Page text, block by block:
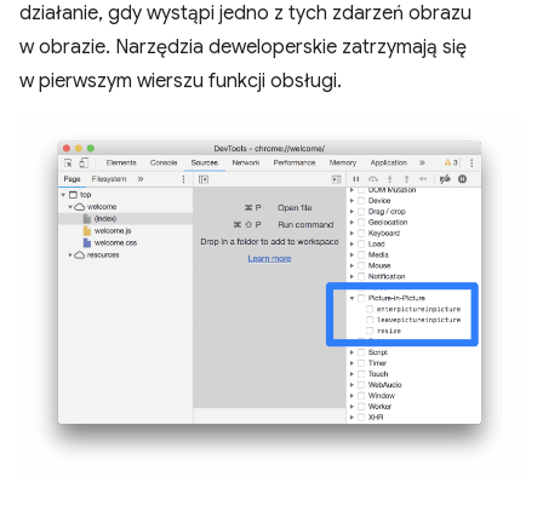
działanie, gdy wystąpi jedno z tych zdarzeń obrazu
w obrazie. Narzędzia deweloperskie zatrzymają się
w pierwszym wierszu funkcji obsługi.